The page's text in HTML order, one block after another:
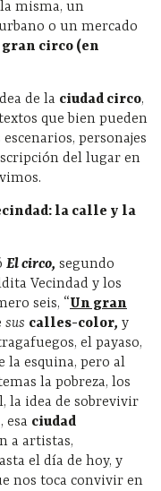
misma, un
o un mercado
gran circo (en
de la ciudad circo,
que bien pueden
personajes
del lugar en
la calle y la
El circo, segundo
Vecindad y los
seis, “Un gran
sus calles-color, y
el payaso,
la esquina, pero al
la pobreza, los
la idea de sobrevivir
esa ciudad
a artistas,
el día de hoy, y
nos toca convivir en